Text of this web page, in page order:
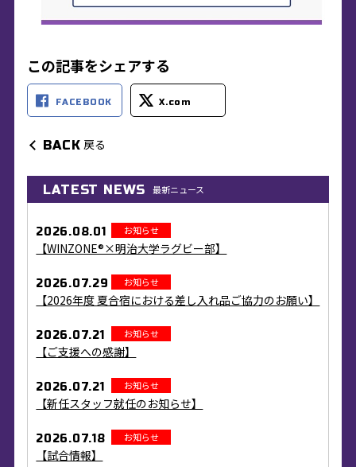
この記事をシェアする
FACEBOOK X.com
BACK 戻る
LATEST NEWS 最新ニュース
2026.08.01 お知らせ
【WINZONE®×明治大学ラグビー部】
2026.07.29 お知らせ
【2026年度 夏合宿における差し入れ品ご協力のお願い】
2026.07.21 お知らせ
【ご支援への感謝】
2026.07.21 お知らせ
【新任スタッフ就任のお知らせ】
2026.07.18 お知らせ
【試合情報】